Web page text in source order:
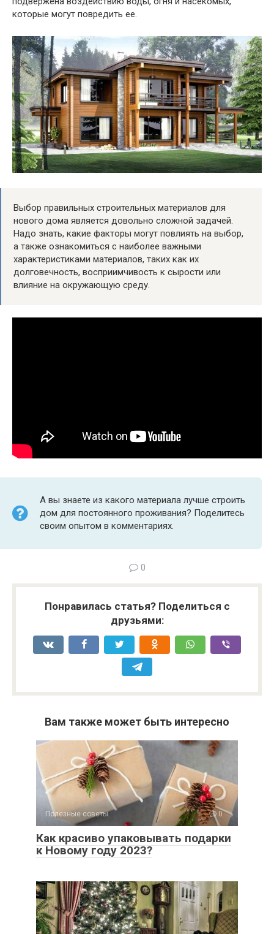
которые могут повредить ее.
Выбор правильных строительных материалов для
нового дома является довольно сложной задачей.
Надо знать, какие факторы могут повлиять на выбор,
а также ознакомиться с наиболее важными
характеристиками материалов, таких как их
долговечность, восприимчивость к сырости или
влияние на окружающую среду.
А вы знаете из какого материала лучше строить
дом для постоянного проживания? Поделитесь
своим опытом в комментариях.
0
Понравилась статья? Поделиться с
друзьями:
Вам также может быть интересно
Полезные советы 0
Как красиво упаковывать подарки
к Новому году 2023?